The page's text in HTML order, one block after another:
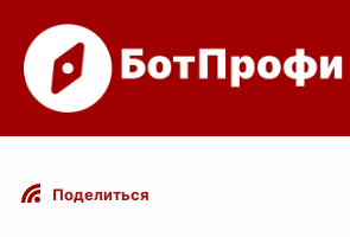
Режимы бота
Поделиться